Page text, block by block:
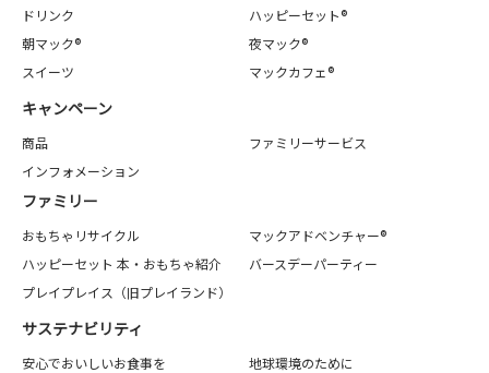
ドリンク
ハッピーセット®
朝マック®
夜マック®
スイーツ
マックカフェ®
キャンペーン
商品
ファミリーサービス
インフォメーション
ファミリー
おもちゃリサイクル
マックアドベンチャー®
ハッピーセット 本・おもちゃ紹介
バースデーパーティー
プレイプレイス（旧プレイランド）
サステナビリティ
安心でおいしいお食事を
地球環境のために